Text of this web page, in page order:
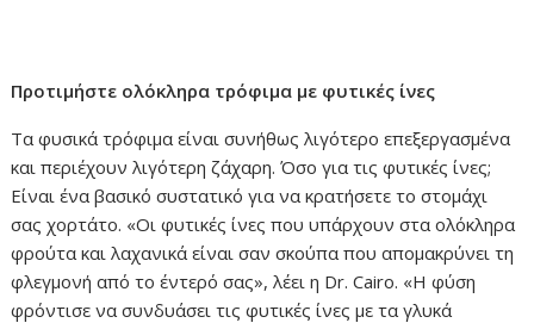
Προτιμήστε ολόκληρα τρόφιμα με φυτικές ίνες
Τα φυσικά τρόφιμα είναι συνήθως λιγότερο επεξεργασμένα
και περιέχουν λιγότερη ζάχαρη. Όσο για τις φυτικές ίνες;
Είναι ένα βασικό συστατικό για να κρατήσετε το στομάχι
σας χορτάτο. «Οι φυτικές ίνες που υπάρχουν στα ολόκληρα
φρούτα και λαχανικά είναι σαν σκούπα που απομακρύνει τη
φλεγμονή από το έντερό σας», λέει η Dr. Cairo. «Η φύση
φρόντισε να συνδυάσει τις φυτικές ίνες με τα γλυκά